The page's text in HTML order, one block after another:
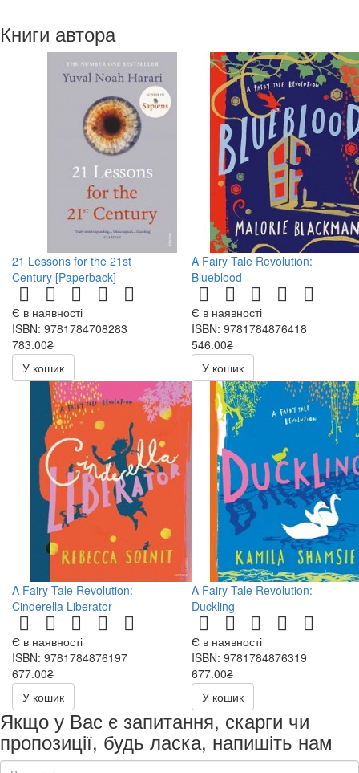
Книги автора
21 Lessons for the 21st
Century [Paperback]
Є в наявності
ISBN: 9781784708283
783.00₴
У кошик
A Fairy Tale Revolution:
Blueblood
Є в наявності
ISBN: 9781784876418
546.00₴
У кошик
A Fairy Tale Revolution:
Cinderella Liberator
Є в наявності
ISBN: 9781784876197
677.00₴
У кошик
A Fairy Tale Revolution:
Duckling
Є в наявності
ISBN: 9781784876319
677.00₴
У кошик
Якщо у Вас є запитання, скарги чи
пропозиції, будь ласка, напишіть нам